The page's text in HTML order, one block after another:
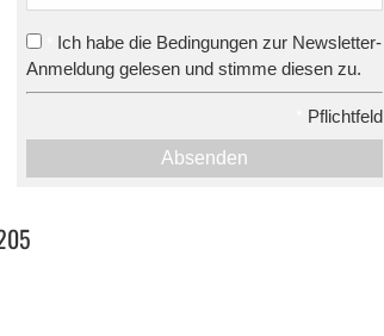
Ich habe die Bedingungen zur Newsletter-
Anmeldung gelesen und stimme diesen zu.
Pflichtfeld
Absenden